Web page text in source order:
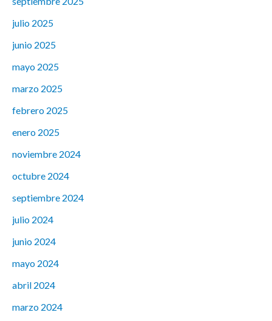
julio 2025
junio 2025
mayo 2025
marzo 2025
febrero 2025
enero 2025
noviembre 2024
octubre 2024
septiembre 2024
julio 2024
junio 2024
mayo 2024
abril 2024
marzo 2024